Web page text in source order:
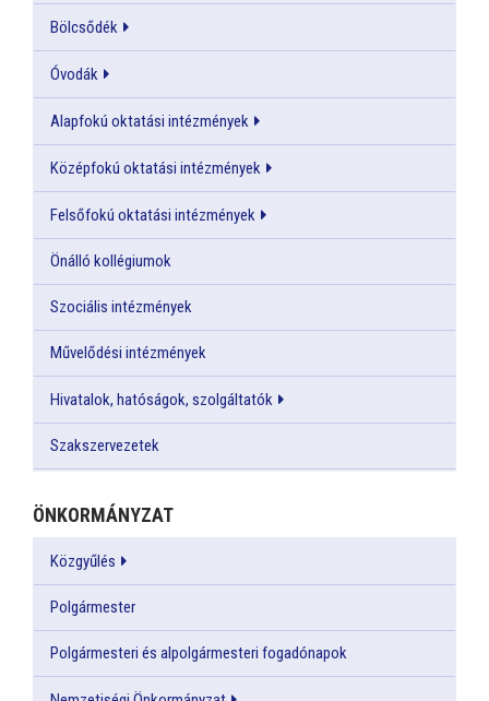
Bölcsődék
Óvodák
Alapfokú oktatási intézmények
Középfokú oktatási intézmények
Felsőfokú oktatási intézmények
Önálló kollégiumok
Szociális intézmények
Művelődési intézmények
Hivatalok, hatóságok, szolgáltatók
Szakszervezetek
ÖNKORMÁNYZAT
Közgyűlés
Polgármester
Polgármesteri és alpolgármesteri fogadónapok